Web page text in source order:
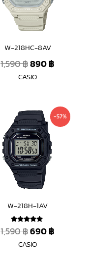
W-218HC-8AV
1,590฿890฿
CASIO
-57%
W-218H-1AV
ให้คะแนน
5.00
คะแนน
1,590฿
Original
price
was:
1,590 ฿.
690฿
Current
price
CASIO